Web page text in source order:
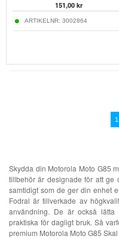
151,00kr
ARTIKELNR: 3002864
1
Skydda din Motorola Moto G85
tillbehör är designade för att ge
samtidigt som de ger din enhet
Fodral är tillverkade av
användning. De är också
praktiska för dagligt bruk. Så
premium Motorola Moto G85